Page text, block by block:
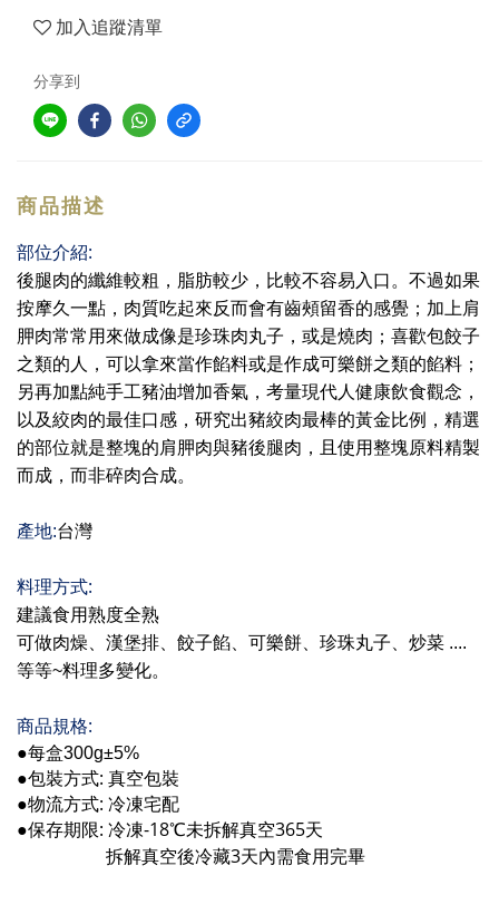
加入追蹤清單
分享到
商品描述
部位介紹:
後腿肉的纖維較粗，脂肪較少，比較不容易入口。不過如果
按摩久一點，肉質吃起來反而會有齒頰留香的感覺；加上肩
胛肉常常用來做成像是珍珠肉丸子，或是燒肉；喜歡包餃子
之類的人，可以拿來當作餡料或是作成可樂餅之類的餡料；
另再加點純手工豬油增加香氣，考量現代人健康飲食觀念，
以及絞肉的最佳口感，研究出豬絞肉最棒的黃金比例，精選
的部位就是整塊的肩胛肉與豬後腿肉，且使用整塊原料精製
而成，而非碎肉合成。
產地:台灣
料理方式:
建議食用熟度全熟
可做肉燥、漢堡排、餃子餡、可樂餅、珍珠丸子、炒菜 ....
等等~料理多變化。
商品規格:
●每盒300g±5%
●包裝方式: 真空包裝
●物流方式: 冷凍宅配
●保存期限: 冷凍-18℃未拆解真空365天
拆解真空後冷藏3天內需食用完畢